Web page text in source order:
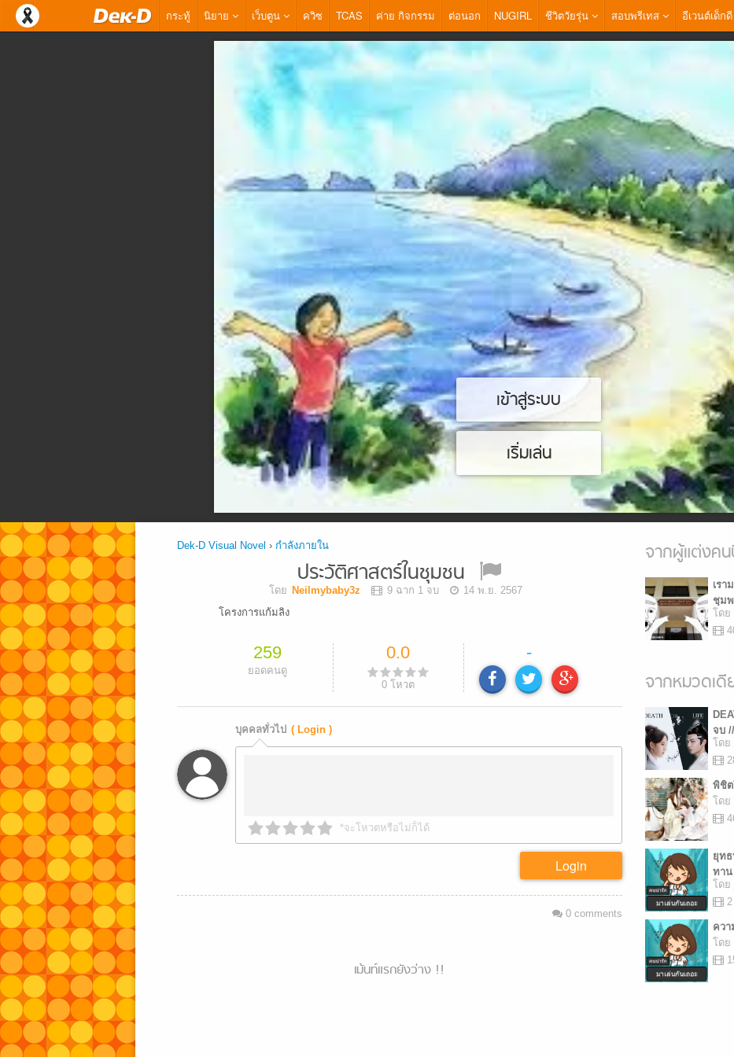
กระทู้ นิยาย เว็บตูน ควิซ TCAS ค่าย กิจกรรม ต่อนอก NUGIRL ชีวิตวัยรุ่น สอบพรีเทส อีเวนต์เด็กดี
เข้าสู่ระบบ
เริ่มเล่น
Dek-D Visual Novel › กำลังภายใน
ประวัติศาสตร์ในชุมชน
โดย Neilmybaby3z 9 ฉาก 1 จบ
14 พ.ย. 2567
โครงการแก้มลิง
259
ยอดคนดู
0.0
0 โหวต
-
บุคคลทั่วไป ( Login )
*จะโหวตหรือไม่ก็ได้
Login
0 comments
เม้นท์แรกยังว่าง !!
จากผู้แต่งค
เร
ชุมพ
โดย
จากหมวดเ
จบ
โดย
พิชิต
โดย
ยุทธ
ทาน
โดย
ควา
โดย